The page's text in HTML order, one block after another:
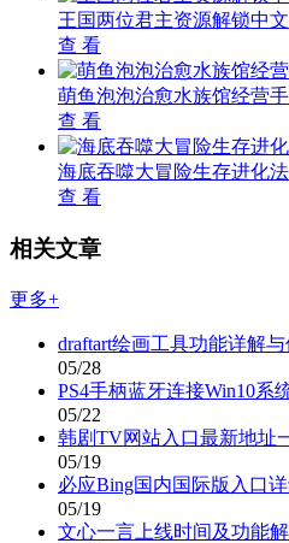
王国两位君主资源解锁中
查 看
萌鱼泡泡治愈水族馆经营
查 看
海底吞噬大冒险生存进化
查 看
相关文章
更多+
draftart绘画工具功能详解
05/28
PS4手柄蓝牙连接Win10系
05/22
韩剧TV网站入口最新地址
05/19
必应Bing国内国际版入口
05/19
文心一言上线时间及功能